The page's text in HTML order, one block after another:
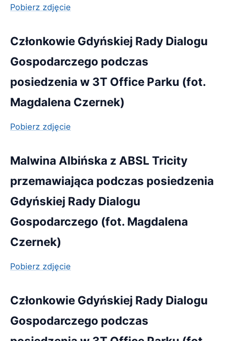
Pobierz zdjęcie
Członkowie Gdyńskiej Rady Dialogu
Gospodarczego podczas
posiedzenia w 3T Office Parku (fot.
Magdalena Czernek)
Pobierz zdjęcie
Malwina Albińska z ABSL Tricity
przemawiająca podczas posiedzenia
Gdyńskiej Rady Dialogu
Gospodarczego (fot. Magdalena
Czernek)
Pobierz zdjęcie
Członkowie Gdyńskiej Rady Dialogu
Gospodarczego podczas